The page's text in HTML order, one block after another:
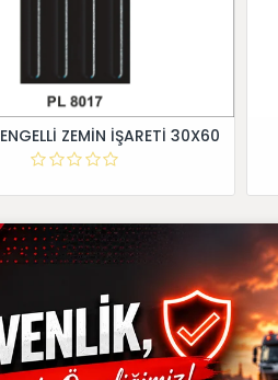
ZEMİN İŞARETİ 30X60